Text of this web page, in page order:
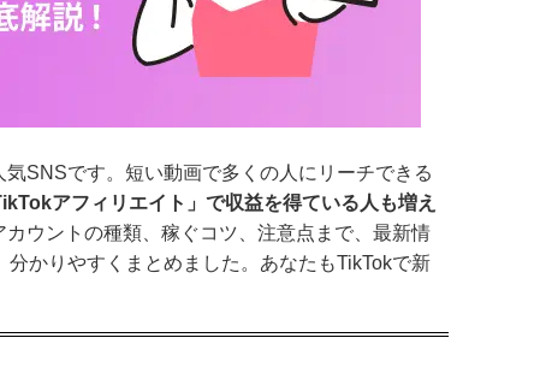
SNSです。短い動画で多くの人にリーチできる
アフィリエイト」で収益を得ている人も増え
ウントの種類、稼ぐコツ、注意点まで、最新情
かりやすくまとめました。あなたもTikTokで新